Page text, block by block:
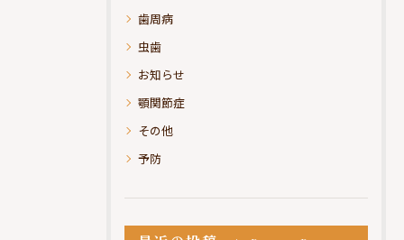
歯周病
虫歯
お知らせ
顎関節症
その他
予防